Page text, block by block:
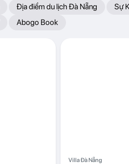
Địa điểm du lịch Đà Nẵng Sự
Abogo Book
Villa Đà Nẵng